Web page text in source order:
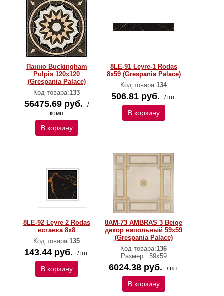
Панно Buckingham
Pulpis 120х120
(Grespania Palace)
Код товара:133
56475.69 руб.
/
комп
В корзину
8LE-91 Leyre-1 Rodas
8х59 (Grespania Palace)
Код товара:134
506.81 руб. / шт.
В корзину
8LE-92 Leyre 2 Rodas
вставка 8х8
Код товара:135
143.44 руб. / шт.
В корзину
8AM-73 AMBRAS 3 Beige
декор напольный 59x59
(Grespania Palace)
Код товара:136
Размер: 59x59
6024.38 руб. / шт.
В корзину